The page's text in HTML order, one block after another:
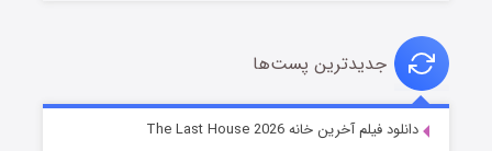
خاندان اژدها فصل ۳
جدیدترین پست‌ها
دانلود فیلم آخرین خانه The Last House 2026